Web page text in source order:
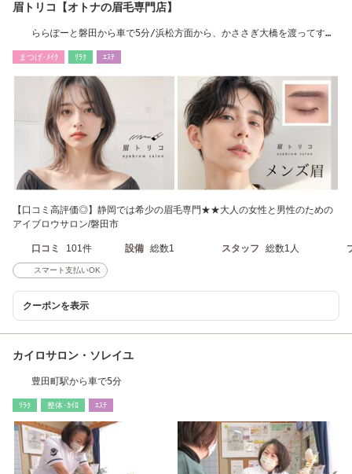
眉トリコ【オトナの眉毛専門店】
ららぽーと磐田から車で5分/浜松方面から、かささぎ大橋を渡ってす
まつげ･ﾒｲｸ ﾘﾗｸ ｴｽﾃ
【口コミ高評価◎】静岡では希少の眉毛専門★★大人の女性と男性のための
アイブロウサロン/磐田市
口コミ 101件 設備 総数1 スタッフ 総数1人
スマート支払いOK
クーポンを表示
カイロサロン・ソレイユ
豊田町駅から車で5分
ﾘﾗｸ 整体･ｶｲﾛ ｴｽﾃ